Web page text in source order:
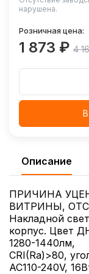
нарушена.
Розничная цена:
1 873 ₽ 4
Описание
ПРИЧИНА
ВИТРИНЫ,
Накладной
корпус. Цвет
1280-1440лм,
CRI(Ra)>80,
AC110-240V,